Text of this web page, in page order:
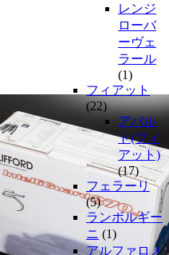
レンジ
ローバ
ーヴェ
ラール
(1)
フィアット
(22)
アバル
ト(フィ
アット)
(17)
フェラーリ
(5)
ランボルギー
ニ (1)
アルファロメ